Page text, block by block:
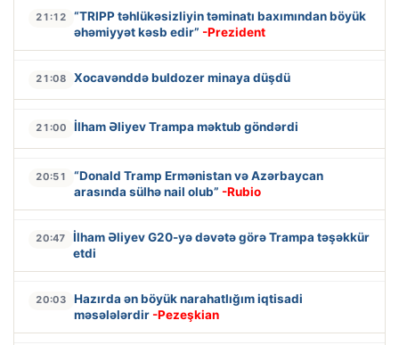
21:12
“TRIPP təhlükəsizliyin təminatı baxımından böyük
əhəmiyyət kəsb edir” -Prezident
21:08 Xocavənddə buldozer minaya düşdü
21:00 İlham Əliyev Trampa məktub göndərdi
20:51
“Donald Tramp Ermənistan və Azərbaycan
arasında sülhə nail olub” -Rubio
20:47
İlham Əliyev G20-yə dəvətə görə Trampa təşəkkür
etdi
20:03
Hazırda ən böyük narahatlığım iqtisadi
məsələlərdir -Pezeşkian